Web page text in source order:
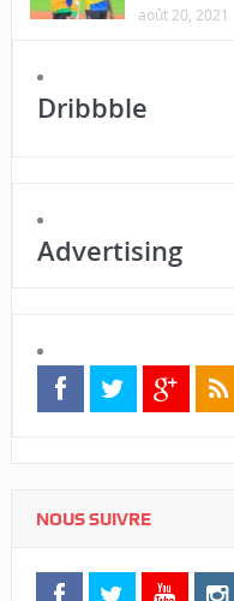
août 20, 2021
Dribbble
Advertising
NOUS SUIVRE